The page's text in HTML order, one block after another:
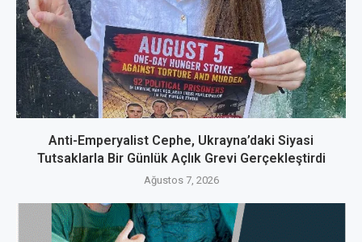
Anti-Emperyalist Cephe, Ukrayna’daki Siyasi
Tutsaklarla Bir Günlük Açlık Grevi Gerçekleştirdi
Ağustos 7, 2026